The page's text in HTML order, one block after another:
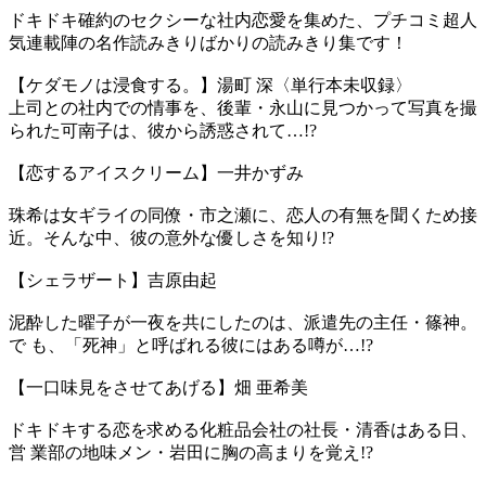
ドキドキ確約のセクシーな社内恋愛を集めた、プチコミ超人
気連載陣の名作読みきりばかりの読みきり集です！
【ケダモノは浸食する。】湯町 深〈単行本未収録〉
上司との社内での情事を、後輩・永山に見つかって写真を撮
られた可南子は、彼から誘惑されて…!?
【恋するアイスクリーム】一井かずみ
珠希は女ギライの同僚・市之瀬に、恋人の有無を聞くため接
近。そんな中、彼の意外な優しさを知り!?
【シェラザート】吉原由起
泥酔した曜子が一夜を共にしたのは、派遣先の主任・篠神。
で も、「死神」と呼ばれる彼にはある噂が…!?
【一口味見をさせてあげる】畑 亜希美
ドキドキする恋を求める化粧品会社の社長・清香はある日、
営 業部の地味メン・岩田に胸の高まりを覚え!?